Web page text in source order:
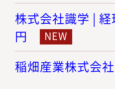
株式会社識学 |
円
稲畑産業株式会